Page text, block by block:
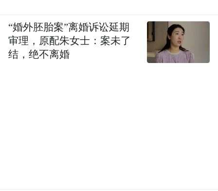
“婚外胚胎案”离婚诉讼延期
审理，原配朱女士：案未了
结，绝不离婚